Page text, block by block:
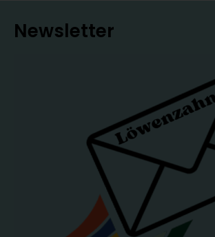
Newsletter